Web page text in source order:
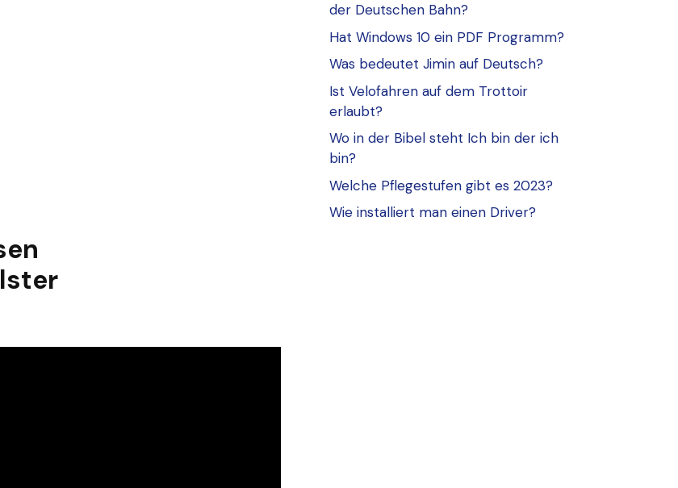
der Deutschen Bahn?
Hat Windows 10 ein PDF Programm?
Was bedeutet Jimin auf Deutsch?
Ist Velofahren auf dem Trottoir
erlaubt?
Wo in der Bibel steht Ich bin der ich
bin?
Welche Pflegestufen gibt es 2023?
Wie installiert man einen Driver?